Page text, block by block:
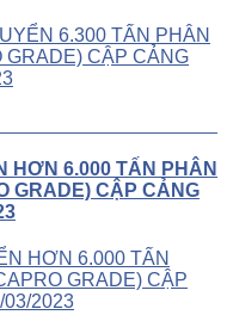
HƠN 6.000 TẤN PHÂN
GRADE) CẬP CẢNG